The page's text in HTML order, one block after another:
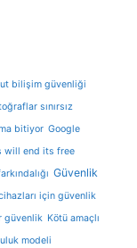
bilişim güvenliği
sınırsız
bitiyor Google
will end its free
Güvenlik
için güvenlik
güvenlik Kötü amaçlı
modeli